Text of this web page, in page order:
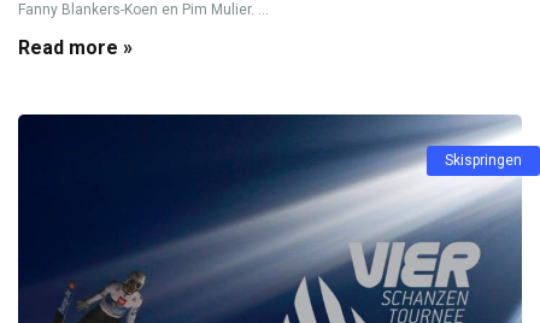
Fanny Blankers-Koen en Pim Mulier. ...
Read more »
Skispringen